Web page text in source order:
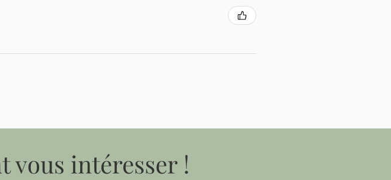
vous intéresser !